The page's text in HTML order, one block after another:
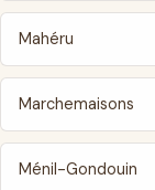
Mahéru
Marchemaisons
Ménil-Gondouin